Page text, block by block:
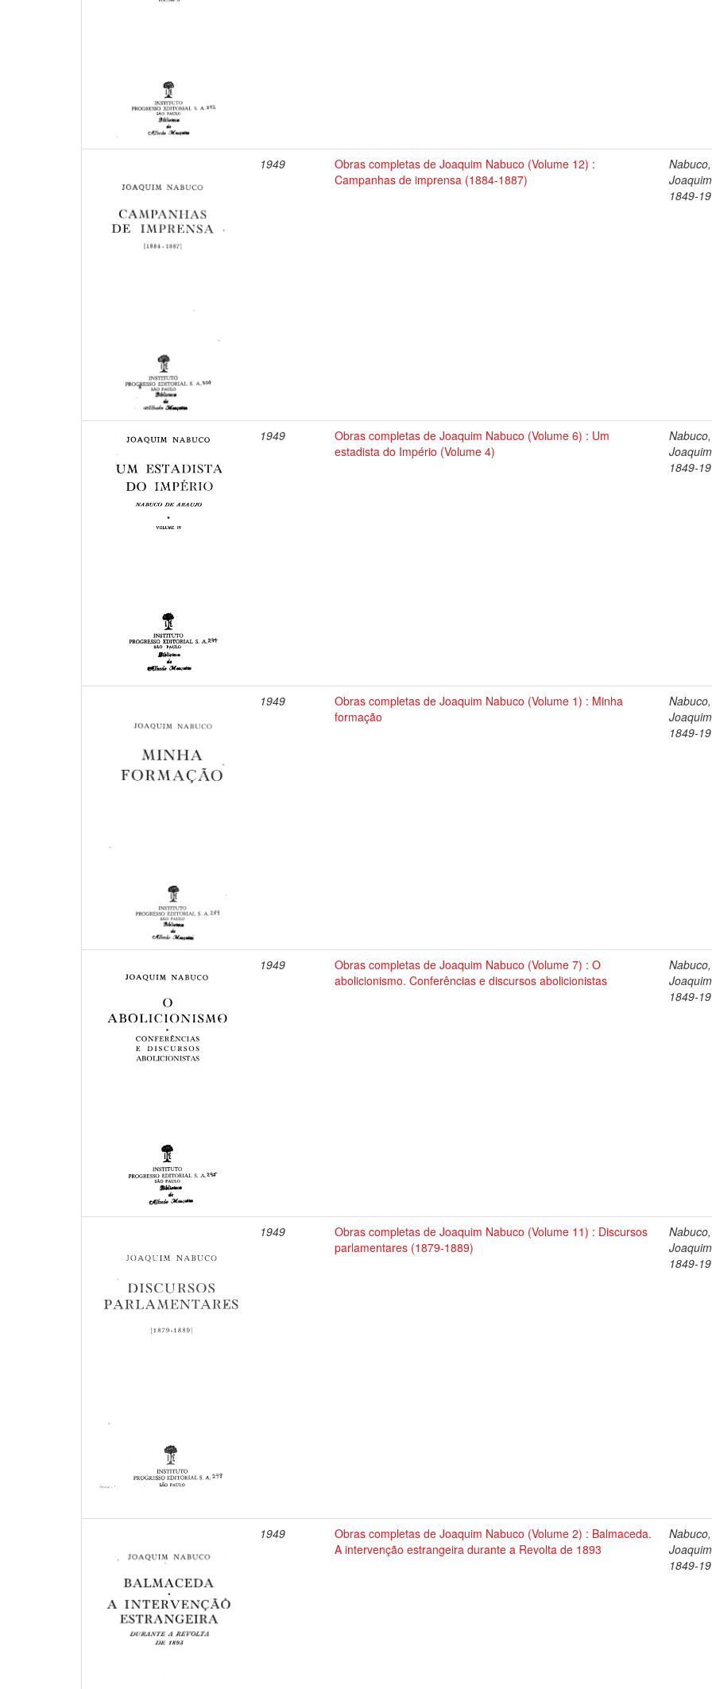
1949
Obras completas de Joaquim Nabuco (Volume 12) :
Campanhas de imprensa (1884-1887)
Nabuco,
1849-
1949
Obras completas de Joaquim Nabuco (Volume 6) : Um
estadista do Império (Volume 4)
Nabuco,
1849-
1949
Obras completas de Joaquim Nabuco (Volume 1) : Minha
formação
Nabuco,
1849-
1949
Obras completas de Joaquim Nabuco (Volume 7) : O
abolicionismo. Conferências e discursos abolicionistas
Nabuco,
1849-
1949
Obras completas de Joaquim Nabuco (Volume 11) : Discursos
parlamentares (1879-1889)
Nabuco,
1849-
1949
Obras completas de Joaquim Nabuco (Volume 2) : Balmaceda.
A intervenção estrangeira durante a Revolta de 1893
Nabuco,
1849-